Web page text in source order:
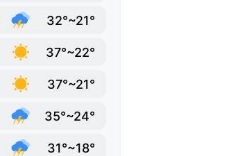
32°~21°
37°~22°
37°~21°
35°~24°
31°~18°